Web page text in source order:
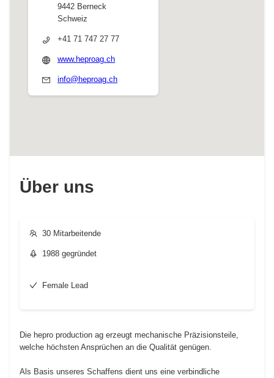
9442 Berneck
Schweiz
+41 71 747 27 77
www.heproag.ch
info@heproag.ch
Über uns
30 Mitarbeitende
1988 gegründet
Female Lead
Die hepro production ag erzeugt mechanische Präzisionsteile,
welche höchsten Ansprüchen an die Qualität genügen.
Als Basis unseres Schaffens dient uns eine verbindliche